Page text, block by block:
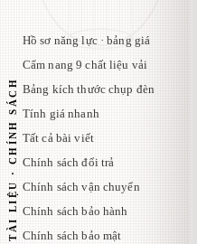
TÀI LIỆU · CHÍNH SÁCH
Hồ sơ năng lực · bảng giá
Cẩm nang 9 chất liệu vải
Bảng kích thước chụp đèn
Tính giá nhanh
Tất cả bài viết
Chính sách đổi trả
Chính sách vận chuyển
Chính sách bảo hành
Chính sách bảo mật